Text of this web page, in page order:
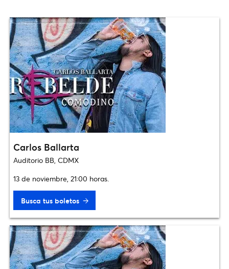
Carlos Ballarta
Auditorio BB, CDMX
13 de noviembre, 21:00 horas.
Busca tus boletos